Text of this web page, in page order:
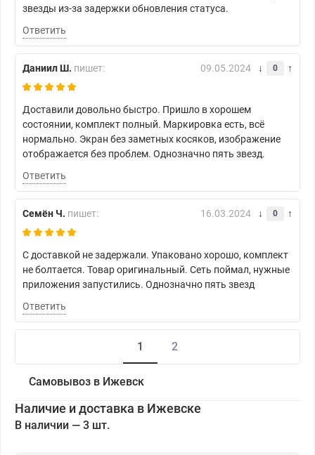
звезды из-за задержки обновления статуса.
Ответить
Даниил Ш. пишет: 09.05.2024 0
Доставили довольно быстро. Пришло в хорошем
состоянии, комплект полный. Маркировка есть, всё
нормально. Экран без заметных косяков, изображение
отображается без проблем. Однозначно пять звезд.
Ответить
Семён Ч. пишет: 16.03.2024 0
С доставкой не задержали. Упаковано хорошо, комплект
не болтается. Товар оригинальный. Сеть поймал, нужные
приложения запустились. Однозначно пять звезд
Ответить
1 2
Самовывоз в Ижевск
Наличие и доставка в Ижевске
В наличии — 3 шт.